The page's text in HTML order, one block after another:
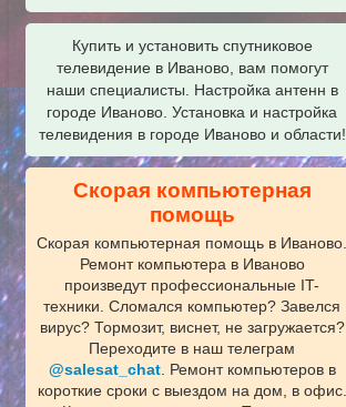
Купить и установить спутниковое
телевидение в Иваново, вам помогут
наши специалисты. Настройка антенн в
городе Иваново. Установка и настройка
телевидения в городе Иваново и области!
Скорая компьютерная
помощь
Скорая компьютерная помощь в Иваново.
Ремонт компьютера в Иваново
произведут профессиональные IT-
техники. Сломался компьютер? Завелся
вирус? Тормозит, виснет, не загружается?
Переходите в наш телеграм
@salesat_chat. Ремонт компьютеров в
короткие сроки с выездом на дом, в офис.